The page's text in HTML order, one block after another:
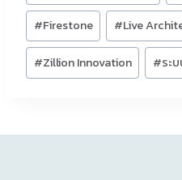
#Firestone #Live
#Zillion Innovation #ระ